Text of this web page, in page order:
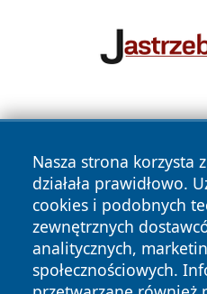
Nasza strona korzysta
działała prawidłowo.
cookies i podobnych
zewnętrznych
analitycznych,
społecznościowych.
Copyright © 2026
zastrzeżone.